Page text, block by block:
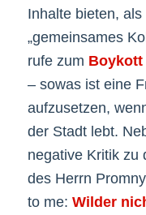
Inhalte bieten,
„gemeinsames
rufe zum Boykott
– sowas ist eine
aufzusetzen,
der Stadt lebt.
negative Kritik zu
des Herrn
to me: Wilder